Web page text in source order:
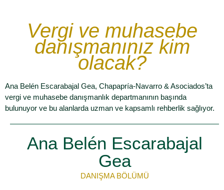
Vergi ve muhasebe
danışmanınız kim
olacak?
Ana Belén Escarabajal Gea, Chapapría-Navarro & Asociados’ta
vergi ve muhasebe danışmanlık departmanının başında
bulunuyor ve bu alanlarda uzman ve kapsamlı rehberlik sağlıyor.
Ana Belén Escarabajal
Gea
DANIŞMA BÖLÜMÜ